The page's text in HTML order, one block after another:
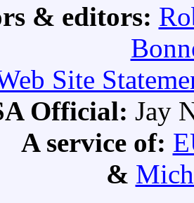
& editors:
Site
Official: Jay
A service of:
&